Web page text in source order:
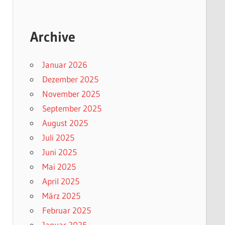
Archive
Januar 2026
Dezember 2025
November 2025
September 2025
August 2025
Juli 2025
Juni 2025
Mai 2025
April 2025
März 2025
Februar 2025